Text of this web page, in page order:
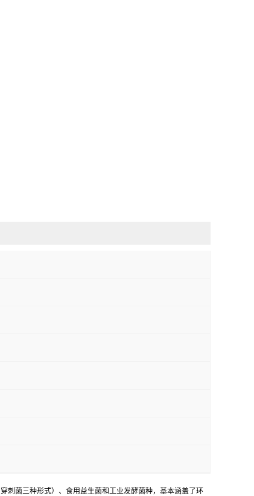
刺菌三种形式）、食用益生菌和工业发酵菌种，基本涵盖了环